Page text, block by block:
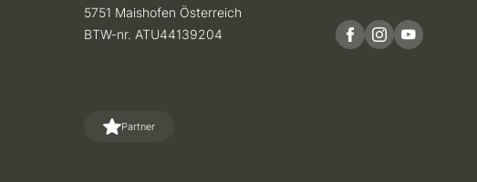
5751 Maishofen Österreich
BTW-nr. ATU44139204
Partner